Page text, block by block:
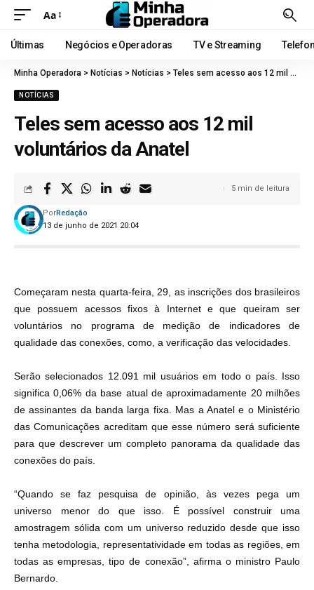
Aa
Últimas Negócios e Operadoras TV e Streaming
Minha Operadora > Notícias > Notícias > Teles sem acesso aos 12 mil voluntários da Anatel
NOTÍCIAS
Teles sem acesso aos 12 mil
voluntários da Anatel
13 de junho de 2021 20:04
PorRedação
5 min de leitura
Começaram nesta quarta-feira, 29, as inscrições dos brasileiros
que possuem acessos fixos à Internet e que queiram ser
voluntários no programa de medição de indicadores de
qualidade das conexões, como, a verificação das velocidades.
Serão selecionados 12.091 mil usuários em todo o país. Isso
significa 0,06% da base atual de aproximadamente 20 milhões
de assinantes da banda larga fixa. Mas a Anatel e o Ministério
das Comunicações acreditam que esse número será suficiente
para que descrever um completo panorama da qualidade das
conexões do país.
“Quando se faz pesquisa de opinião, às vezes pega um
universo menor do que isso. É possível construir uma
amostragem sólida com um universo reduzido desde que isso
tenha metodologia, representatividade em todas as regiões, em
todas as empresas, tipo de conexão”, afirma o ministro Paulo
Bernardo.